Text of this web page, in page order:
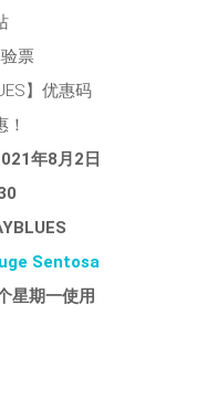
票
】优惠码
年8月2日
Sentosa
星期一使用